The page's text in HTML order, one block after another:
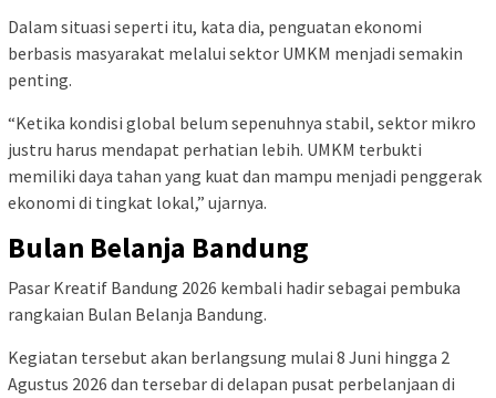
Dalam situasi seperti itu, kata dia, penguatan ekonomi
berbasis masyarakat melalui sektor UMKM menjadi semakin
penting.
“Ketika kondisi global belum sepenuhnya stabil, sektor mikro
justru harus mendapat perhatian lebih. UMKM terbukti
memiliki daya tahan yang kuat dan mampu menjadi penggerak
ekonomi di tingkat lokal,” ujarnya.
Bulan Belanja Bandung
Pasar Kreatif Bandung 2026 kembali hadir sebagai pembuka
rangkaian Bulan Belanja Bandung.
Kegiatan tersebut akan berlangsung mulai 8 Juni hingga 2
Agustus 2026 dan tersebar di delapan pusat perbelanjaan di